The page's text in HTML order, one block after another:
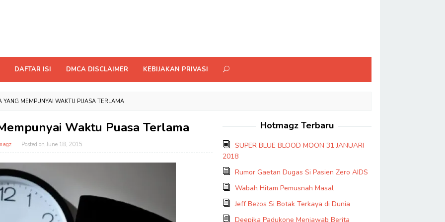
DAFTAR ISI DMCA DISCLAIMER KEBIJAKAN PRIVASI
YANG MEMPUNYAI WAKTU PUASA TERLAMA
Waktu Puasa Terlama
Posted onJune 18, 2015
Hotmagz Terbaru
SUPER BLUE BLOOD MOON 31 JANUARI
2018
Rumor Gaetan Dugas Si Pasien Zero AIDS
Wabah Hitam Pemusnah Masal
Jeff Bezos Si Botak Terkaya di Dunia
Deepika Padukone Menjawab Berita